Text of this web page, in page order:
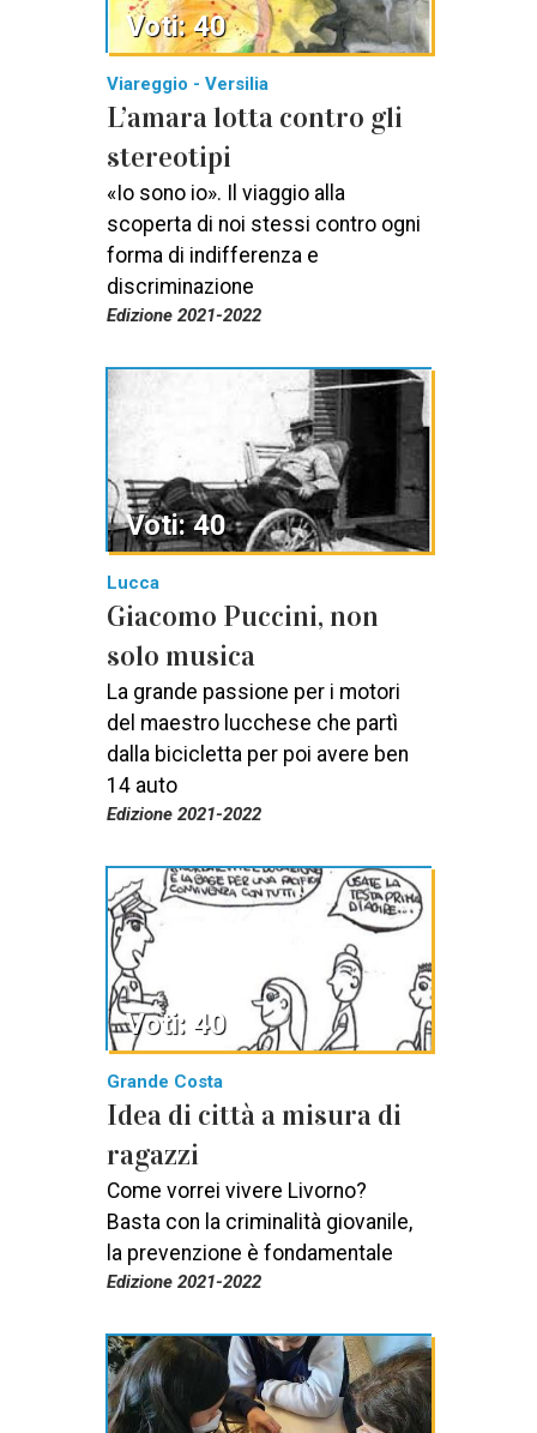
Viareggio - Versilia
L’amara lotta contro gli
stereotipi
«Io sono io». Il viaggio alla
scoperta di noi stessi contro ogni
forma di indifferenza e
discriminazione
Edizione 2021-2022
Voti: 40
Lucca
Giacomo Puccini, non
solo musica
La grande passione per i motori
del maestro lucchese che partì
dalla bicicletta per poi avere ben
14 auto
Edizione 2021-2022
Voti: 40
Grande Costa
Idea di città a misura di
ragazzi
Come vorrei vivere Livorno?
Basta con la criminalità giovanile,
la prevenzione è fondamentale
Edizione 2021-2022
Voti: 40